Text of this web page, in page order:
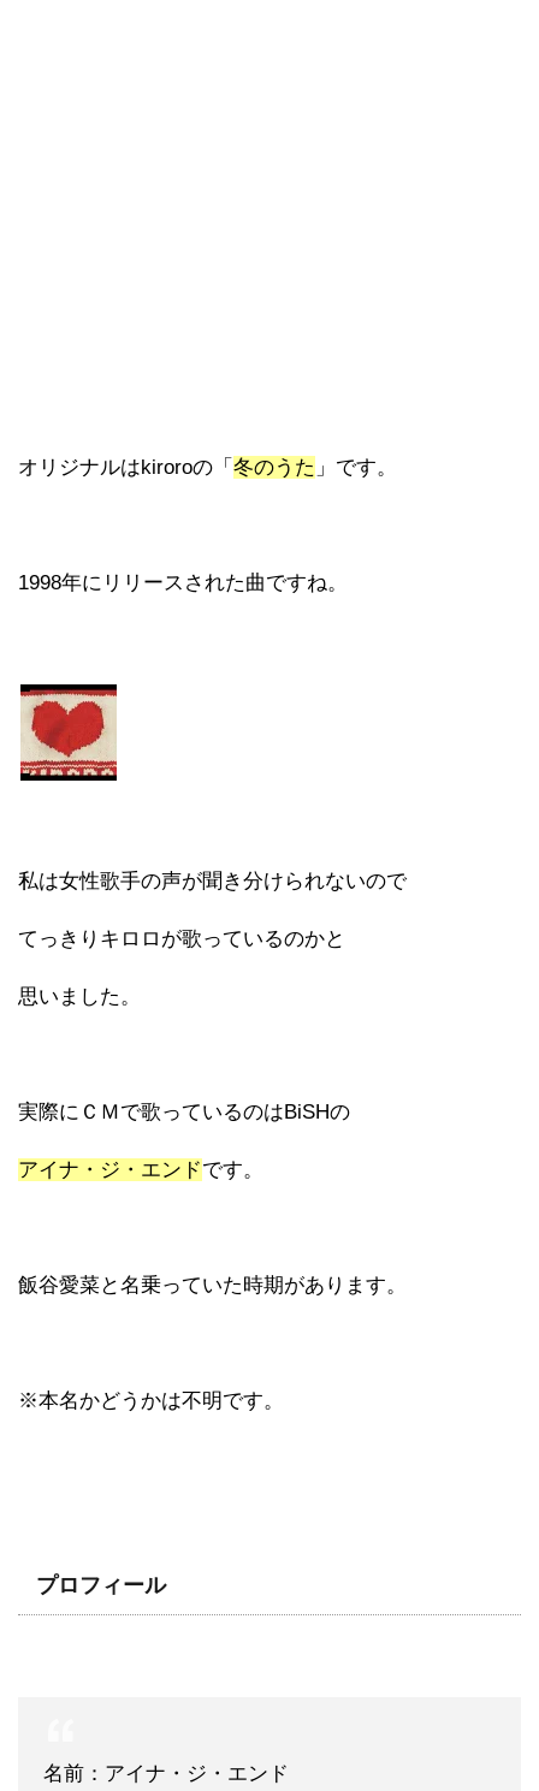
オリジナルはkiroroの「 冬のうた 」です。
1998年にリリースされた曲ですね。
私は女性歌手の声が聞き分けられないので
てっきりキロロが歌っているのかと
思いました。
実際にＣＭで歌っているのはBiSHの
アイナ・ジ・エンドです。
飯谷愛菜と名乗っていた時期があります。
※本名かどうかは不明です。
プロフィール
名前：アイナ・ジ・エンド